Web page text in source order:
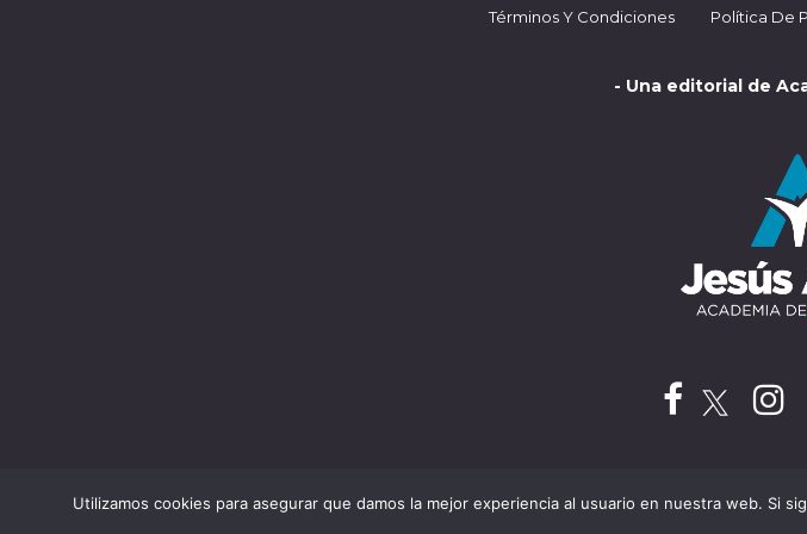
Términos Y Condiciones Política De
- Una editorial de
Utilizamos cookies para asegurar que damos la mejor experiencia al usuario en nuestra web. Si